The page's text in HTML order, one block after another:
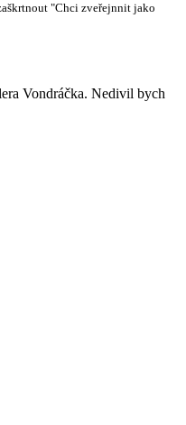
"Chci zveřejnnit jako